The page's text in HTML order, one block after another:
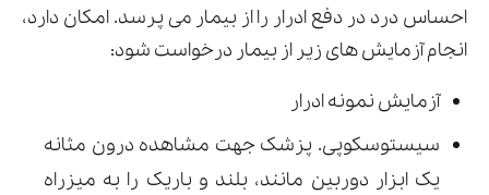
احساس درد در دفع ادرار را از بیمار می پرسد. امکان دارد،
انجام آزمایش های زیر از بیمار درخواست شود:
آزمایش نمونه ادرار
سیستوسکوپی. پزشک جهت مشاهده درون مثانه
یک ابزار دوربین مانند، بلند و باریک را به میزراه